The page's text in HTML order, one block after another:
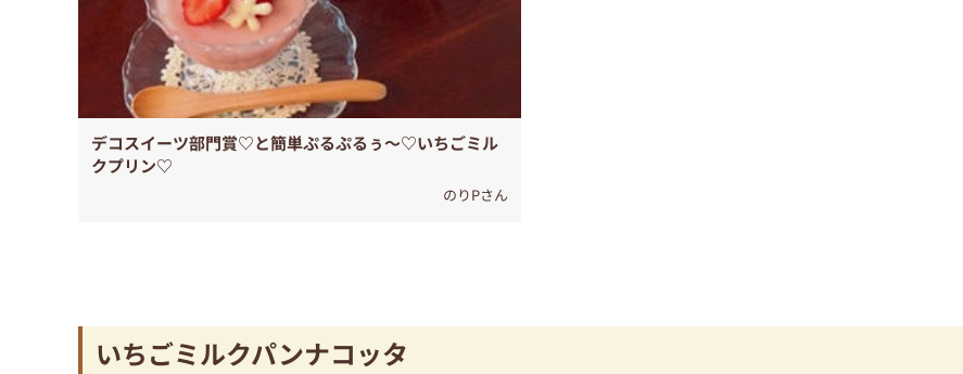
デコスイーツ部門賞♡と簡単ぷるぷるぅ〜♡いちごミル
クプリン♡
のりPさん
いちごミルクパンナコッタ